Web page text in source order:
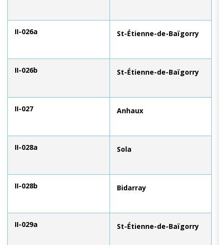
II-026a St-Étienne-de-Baïgorry
II-026b St-Étienne-de-Baïgorry
II-027 Anhaux
II-028a Sola
II-028b Bidarray
II-029a St-Étienne-de-Baïgorry